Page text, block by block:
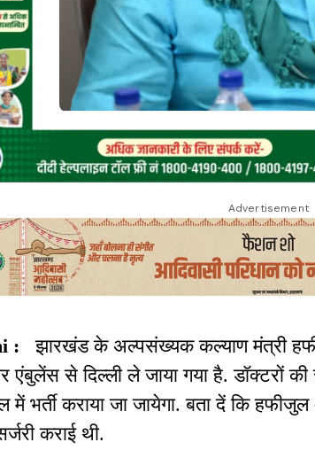
Advertisement
:
झारखंड के अल्पसंख्यक कल्याण मंत्री
एंबुलेंस से दिल्ली ले जाया गया है. डॉक्टरों
में भर्ती कराया जा जायेगा. बता दें कि
कराई थी.